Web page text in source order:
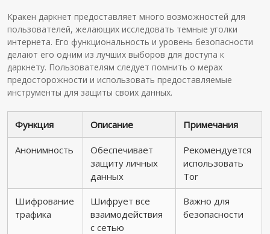
Кракен даркнет предоставляет много возможностей для
пользователей, желающих исследовать темные уголки
интернета. Его функциональность и уровень безопасности
делают его одним из лучших выборов для доступа к
даркнету. Пользователям следует помнить о мерах
предосторожности и использовать предоставляемые
инструменты для защиты своих данных.
Функция Описание Примечания
Анонимность
Обеспечивает
защиту личных
данных
Рекомендуется
использовать
Tor
Шифрование
трафика
Шифрует все
взаимодействия
с сетью
Важно для
безопасности